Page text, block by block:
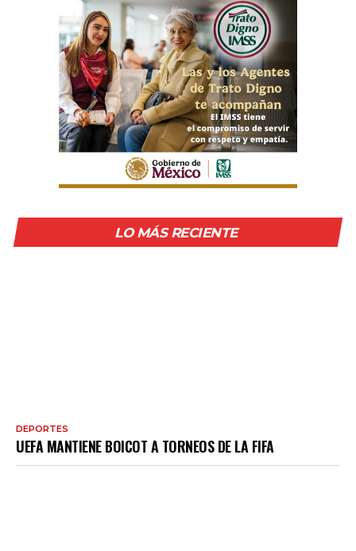
LO MÁS RECIENTE
DEPORTES
UEFA MANTIENE BOICOT A TORNEOS DE LA FIFA